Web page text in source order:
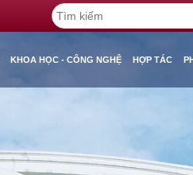
KHOA HỌC - CÔNG NGHỆ HỢP TÁC